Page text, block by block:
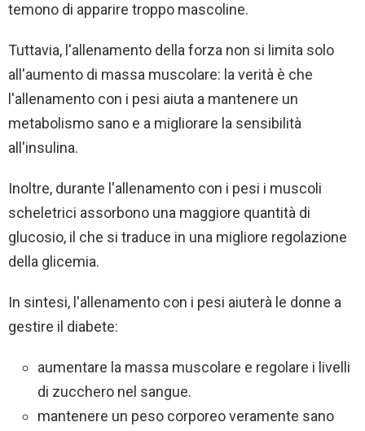
temono di apparire troppo mascoline.
Tuttavia, l'allenamento della forza non si limita solo
all'aumento di massa muscolare: la verità è che
l'allenamento con i pesi aiuta a mantenere un
metabolismo sano e a migliorare la sensibilità
all'insulina.
Inoltre, durante l'allenamento con i pesi i muscoli
scheletrici assorbono una maggiore quantità di
glucosio, il che si traduce in una migliore regolazione
della glicemia.
In sintesi, l'allenamento con i pesi aiuterà le donne a
gestire il diabete:
aumentare la massa muscolare e regolare i livelli
di zucchero nel sangue.
mantenere un peso corporeo veramente sano